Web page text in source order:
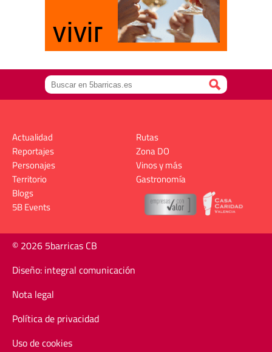
Actualidad
Reportajes
Personajes
Territorio
Rutas
Zona DO
Vinos y más
Gastronomía
Blogs
5B Events
© 2026 5barricas CB
Diseño: integral comunicación
Nota legal
Política de privacidad
Uso de cookies